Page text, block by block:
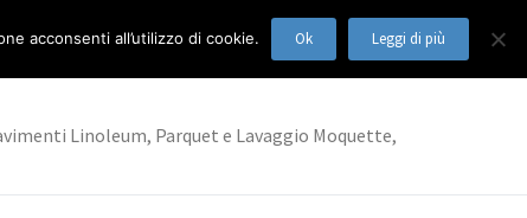
Linoleum, Parquet e Lavaggio Moquette,
acconsenti all’utilizzo di cookie. Ok Leggi di più